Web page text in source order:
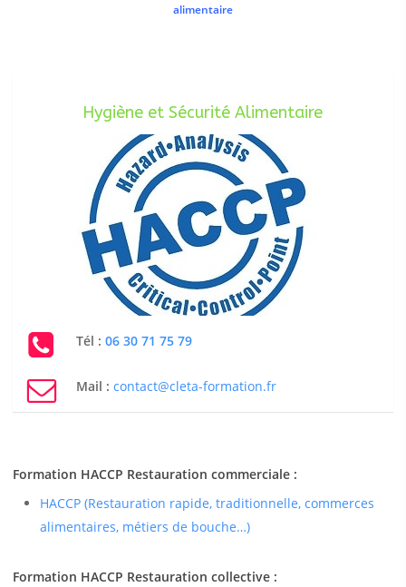
alimentaire
Hygiène et Sécurité Alimentaire
Tél : 06 30 71 75 79
Mail : contact@cleta-formation.fr
Formation HACCP Restauration commerciale :
HACCP (Restauration rapide, traditionnelle, commerces
alimentaires, métiers de bouche…)
Formation HACCP Restauration collective :